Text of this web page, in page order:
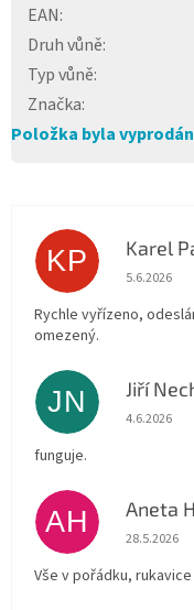
EAN:
Druh vůně:
Typ vůně:
Značka:
Položka byla
KP Karel
5.6.2026
Rychle vyřízeno,
omezený.
JN Jiří
4.6.2026
funguje.
AH Aneta
28.5.2026
Vše v pořádku,